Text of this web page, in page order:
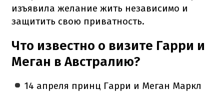
изъявила желание жить независимо и
защитить свою приватность.
Что известно о визите Гарри и
Меган в Австралию?
14 апреля принц Гарри и Меган Маркл